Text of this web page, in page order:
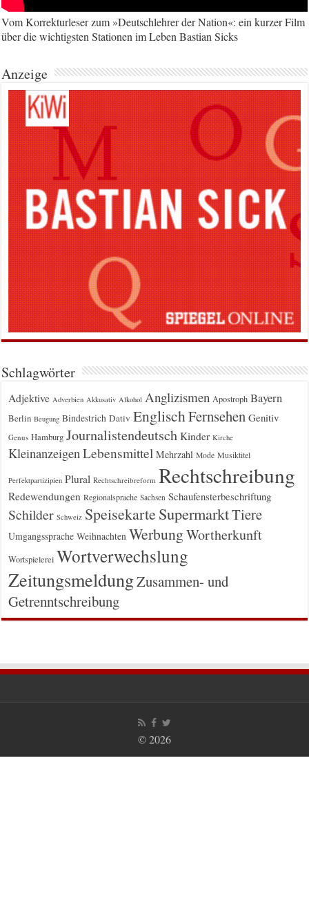
Vom Korrekturleser zum »Deutschlehrer der Nation«: ein kurzer Film
über die wichtigsten Stationen im Leben Bastian Sicks
Anzeige
Schlagwörter
Adjektive Adverbien Akkusativ Alkohol Anglizismen Apostroph Bayern
Berlin Beugung Bindestrich Dativ EnglischFernsehen Genitiv
Genus Hamburg Journalistendeutsch Kinder Kirche
Kleinanzeigen Lebensmittel Mehrzahl Mode Musiktitel
Perfektpartizipien Plural Rechtschreibreform Rechtschreibung
Redewendungen Regionalsprache Sachsen Schaufensterbeschriftung
Schilder Schweiz Speisekarte SupermarktTiere
Umgangssprache Weihnachten WerbungWortherkunft
Wortspielerei Wortverwechslung
ZeitungsmeldungZusammen- und
Getrenntschreibung
© 2026